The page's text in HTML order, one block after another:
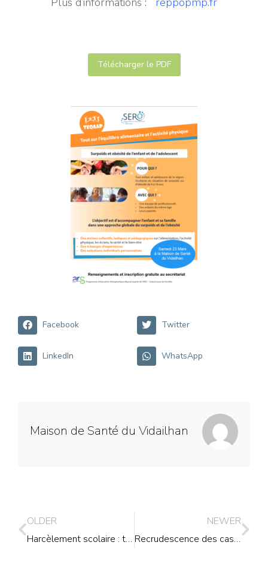
Télécharger le PDF
Facebook Twitter
LinkedIn WhatsApp
Maison de Santé du Vidailhan
OLDER
Harcèlement scolaire : tous concernés !
NEWER
Recrudescence des cas de coqueluche